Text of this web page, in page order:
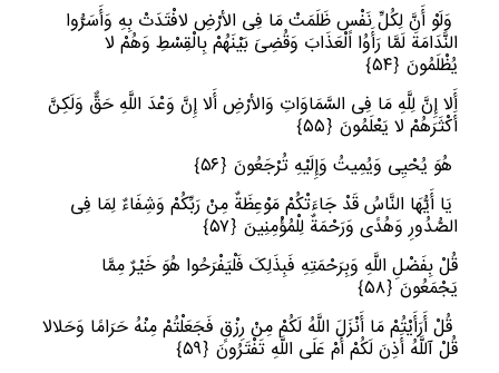
وَلَوْ أَنَّ لِکُلِّ نَفْسٍ ظَلَمَتْ مَا فِی الأرْضِ لافْتَدَتْ بِهِ وَأَسَرُّوا
النَّدَامَةَ لَمَّا رَأَوُا الْعَذَابَ وَقُضِیَ بَیْنَهُمْ بِالْقِسْطِ وَهُمْ لا
یُظْلَمُونَ ﴿٥٤﴾
أَلا إِنَّ لِلَّهِ مَا فِی السَّمَاوَاتِ وَالأرْضِ أَلا إِنَّ وَعْدَ اللَّهِ حَقٌّ وَلَکِنَّ
أَکْثَرَهُمْ لا یَعْلَمُونَ ﴿٥٥﴾
هُوَ یُحْیِی وَیُمِیتُ وَإِلَیْهِ تُرْجَعُونَ ﴿٥٦﴾
یَا أَیُّهَا النَّاسُ قَدْ جَاءَتْکُمْ مَوْعِظَةٌ مِنْ رَبِّکُمْ وَشِفَاءٌ لِمَا فِی
الصُّدُورِ وَهُدًى وَرَحْمَةٌ لِلْمُؤْمِنِینَ ﴿٥٧﴾
قُلْ بِفَضْلِ اللَّهِ وَبِرَحْمَتِهِ فَبِذَلِکَ فَلْیَفْرَحُوا هُوَ خَیْرٌ مِمَّا
یَجْمَعُونَ﴿٥٨﴾
قُلْ أَرَأَیْتُمْ مَا أَنْزَلَ اللَّهُ لَکُمْ مِنْ رِزْقٍ فَجَعَلْتُمْ مِنْهُ حَرَامًا وَحَلالا
قُلْ آللَّهُ أَذِنَ لَکُمْ أَمْ عَلَى اللَّهِ تَفْتَرُونَ ﴿٥٩﴾